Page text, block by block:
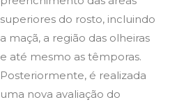
superiores do rosto, incluindo
a maçã, a região das olheiras
e até mesmo as têmporas.
Posteriormente, é realizada
uma nova avaliação do